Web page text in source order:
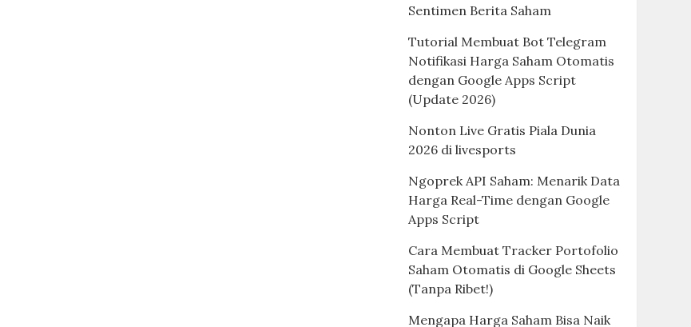
Sentimen Berita Saham
Tutorial Membuat Bot Telegram
Notifikasi Harga Saham Otomatis
dengan Google Apps Script
(Update 2026)
Nonton Live Gratis Piala Dunia
2026 di livesports
Ngoprek API Saham: Menarik Data
Harga Real-Time dengan Google
Apps Script
Cara Membuat Tracker Portofolio
Saham Otomatis di Google Sheets
(Tanpa Ribet!)
Mengapa Harga Saham Bisa Naik